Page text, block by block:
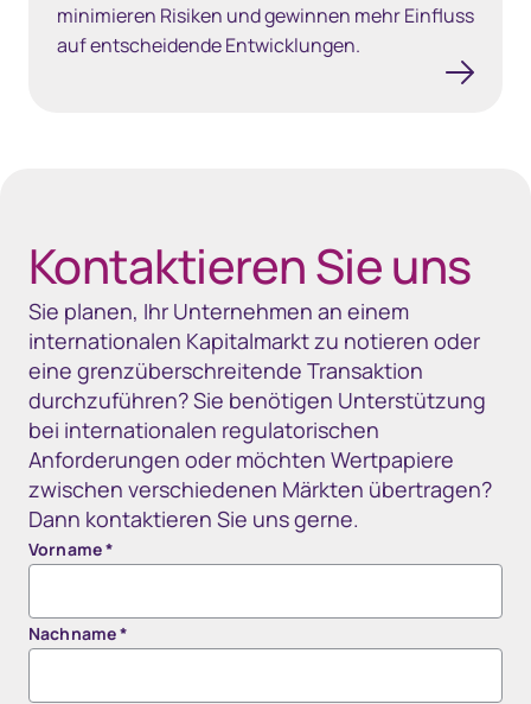
minimieren Risiken und gewinnen mehr Einfluss
auf entscheidende Entwicklungen.
Kontaktieren Sie uns
Sie planen, Ihr Unternehmen an einem
internationalen Kapitalmarkt zu notieren oder
eine grenzüberschreitende Transaktion
durchzuführen? Sie benötigen Unterstützung
bei internationalen regulatorischen
Anforderungen oder möchten Wertpapiere
zwischen verschiedenen Märkten übertragen?
Dann kontaktieren Sie uns gerne.
Vorname*
Nachname*